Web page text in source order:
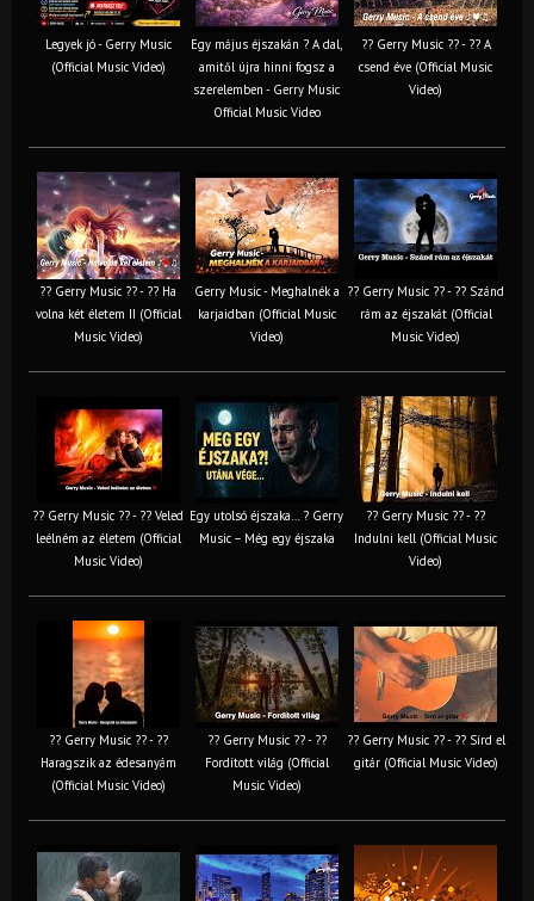
Legyek jó - Gerry Music
(Official Music Video)
Egy május éjszakán ? A dal,
amitől újra hinni fogsz a
szerelemben - Gerry Music
Official Music Video
?? Gerry Music ?? - ?? A
csend éve (Official Music
Video)
?? Gerry Music ?? - ?? Ha
volna két életem II (Official
Music Video)
Gerry Music - Meghalnék a
karjaidban (Official Music
Video)
?? Gerry Music ?? - ?? Szánd
rám az éjszakát (Official
Music Video)
?? Gerry Music ?? - ?? Veled
leélném az életem (Official
Music Video)
Egy utolsó éjszaka… ? Gerry
Music – Még egy éjszaka
?? Gerry Music ?? - ??
Indulni kell (Official Music
Video)
?? Gerry Music ?? - ??
Haragszik az édesanyám
(Official Music Video)
?? Gerry Music ?? - ??
Fordított világ (Official
Music Video)
?? Gerry Music ?? - ?? Sírd el
gitár (Official Music Video)